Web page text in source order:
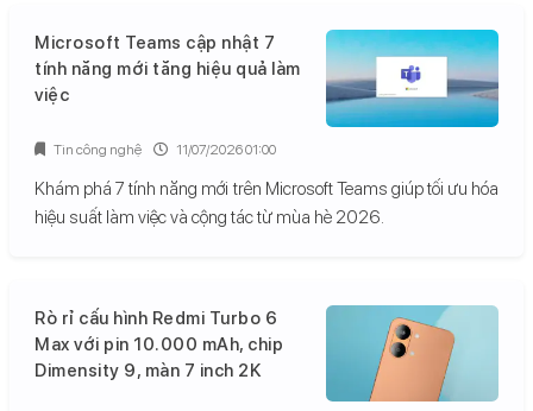
Microsoft Teams cập nhật 7
tính năng mới tăng hiệu quả làm
việc
Khám phá 7 tính năng mới trên Microsoft Teams giúp tối ưu hóa
hiệu suất làm việc và cộng tác từ mùa hè 2026.
Tin công nghệ 11/07/2026 01:00
Rò rỉ cấu hình Redmi Turbo 6
Max với pin 10.000 mAh, chip
Dimensity 9, màn 7 inch 2K